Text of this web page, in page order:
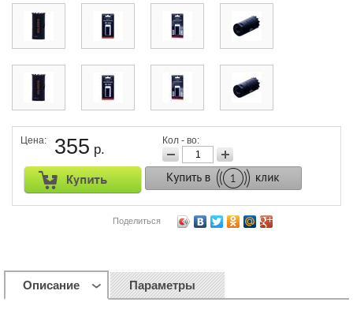
Цена: 355 р.
Кол - во:
Поделиться
Описание Параметры